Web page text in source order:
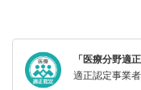
「医療分野適
適正認定事業